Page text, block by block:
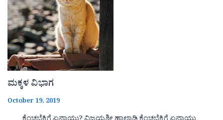
ಮಕ್ಕಳ ವಿಭಾಗ
October 19, 2019